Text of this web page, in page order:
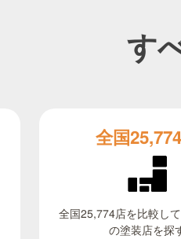
す
全国
全国25,774店を比較し
の塗装店を探